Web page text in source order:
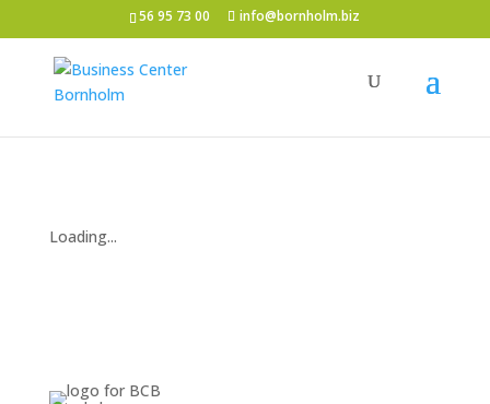
56 95 73 00 info@bornholm.biz
Loading...